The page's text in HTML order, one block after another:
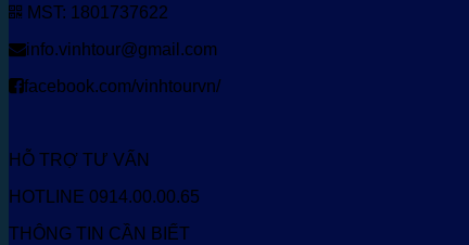
MST: 1801737622
info.vinhtour@gmail.com
facebook.com/vinhtourvn/
HỖ TRỢ TƯ VẤN
HOTLINE 0914.00.00.65
THÔNG TIN CẦN BIẾT